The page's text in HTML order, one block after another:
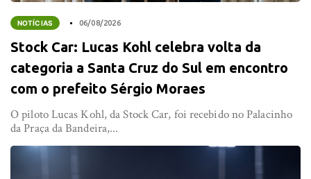
NOTÍCIAS 06/08/2026
Stock Car: Lucas Kohl celebra volta da
categoria a Santa Cruz do Sul em encontro
com o prefeito Sérgio Moraes
O piloto Lucas Kohl, da Stock Car, foi recebido no Palacinho
da Praça da Bandeira,...